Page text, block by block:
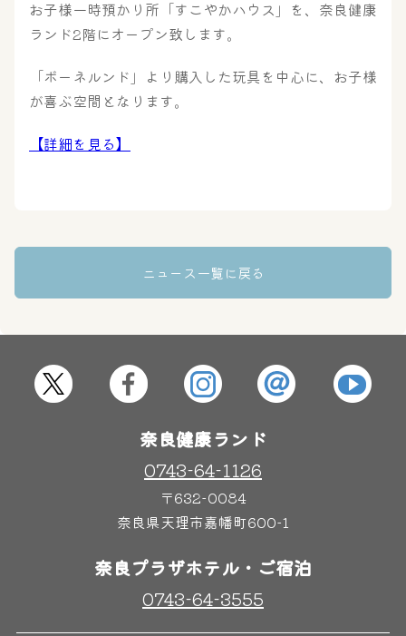
大浴場 サウナ・岩盤浴
屋内レジャープール
お子様一時預かり所「すこやかハウス」を、奈良健康
ランド2階にオープン致します。
「ボーネルンド」より購入した玩具を中心に、お子様
が喜ぶ空間となります。
【詳細を見る】
ニュース一覧に戻る
奈良健康ランド
0743-64-1126
〒632-0084
奈良県天理市嘉幡町600-1
奈良プラザホテル・ご宿泊
0743-64-3555